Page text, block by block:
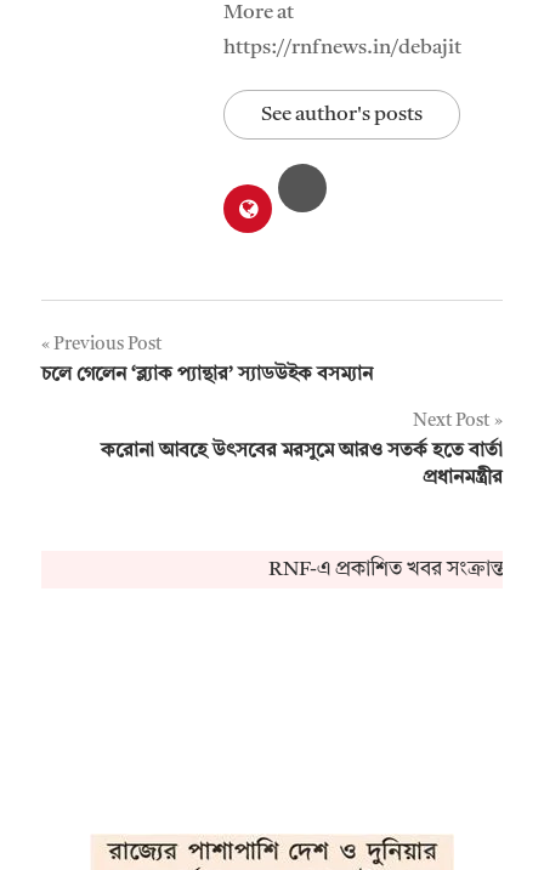
More at
https://rnfnews.in/debajit
See author's posts
Post
Previous Post
চলে গেলেন ‘ব্ল্যাক প্যান্থার’ স্যাডউইক বসম্যান
Next Post
করোনা আবহে উৎসবের মরসুমে আরও সতর্ক হতে বার্তা
প্রধানমন্ত্রীর
RNF-এ প্রকাশিত খবর সংক্রান্ত